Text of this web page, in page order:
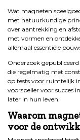
Wat magneten
met natuurkundige
over aantrekking en
met vormen en
allemaal essentiële
Onderzoek
die regelmatig met
op tests voor ruimtelijk
voorspeller voor succes
later in hun leven.
Waarom
voor de